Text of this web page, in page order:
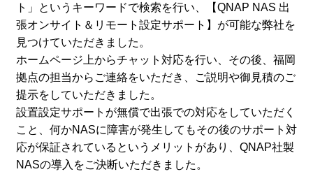
ト」というキーワードで検索を行い、【QNAP NAS 出
張オンサイト＆リモート設定サポート】が可能な弊社を
見つけていただきました。
ホームページ上からチャット対応を行い、その後、福岡
拠点の担当からご連絡をいただき、ご説明や御見積のご
提示をしていただきました。
設置設定サポートが無償で出張での対応をしていただく
こと、何かNASに障害が発生してもその後のサポート対
応が保証されているというメリットがあり、QNAP社製
NASの導入をご決断いただきました。